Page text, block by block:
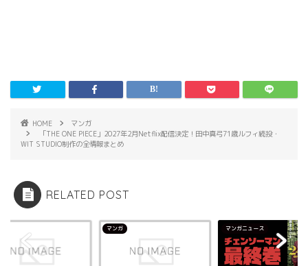
HOME
マンガ
「THE ONE PIECE」2027年2月Netflix配信決定！田中真弓71歳ルフィ続投・
WIT STUDIO制作の全情報まとめ
RELATED POST
マンガ マンガニュース